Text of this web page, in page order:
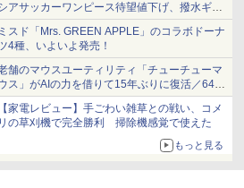
アサッカーワンピース待望値下げ、撥水ギア
ョーツは1990円に
スド「Mrs. GREEN APPLE」のコラボドーナ
4種、いよいよ発売！
舗のマウスユーティリティ「チューチューマ
ス」がAIの力を借りて15年ぶりに復活／64bit
、Windows 10/11、「Chrome」も走り回
。復活記念で2026年末まで500円
家電レビュー】手ごわい雑草との戦い、コメ
の草刈機で完全勝利 掃除機感覚で使えた
もっと見る